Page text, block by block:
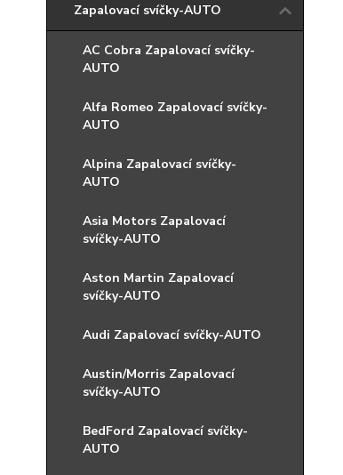
Zapalovací svíčky-AUTO
AC Cobra Zapalovací svíčky-
AUTO
Alfa Romeo Zapalovací svíčky-
AUTO
Alpina Zapalovací svíčky-
AUTO
Asia Motors Zapalovací
svíčky-AUTO
Aston Martin Zapalovací
svíčky-AUTO
Audi Zapalovací svíčky-AUTO
Austin/Morris Zapalovací
svíčky-AUTO
BedFord Zapalovací svíčky-
AUTO